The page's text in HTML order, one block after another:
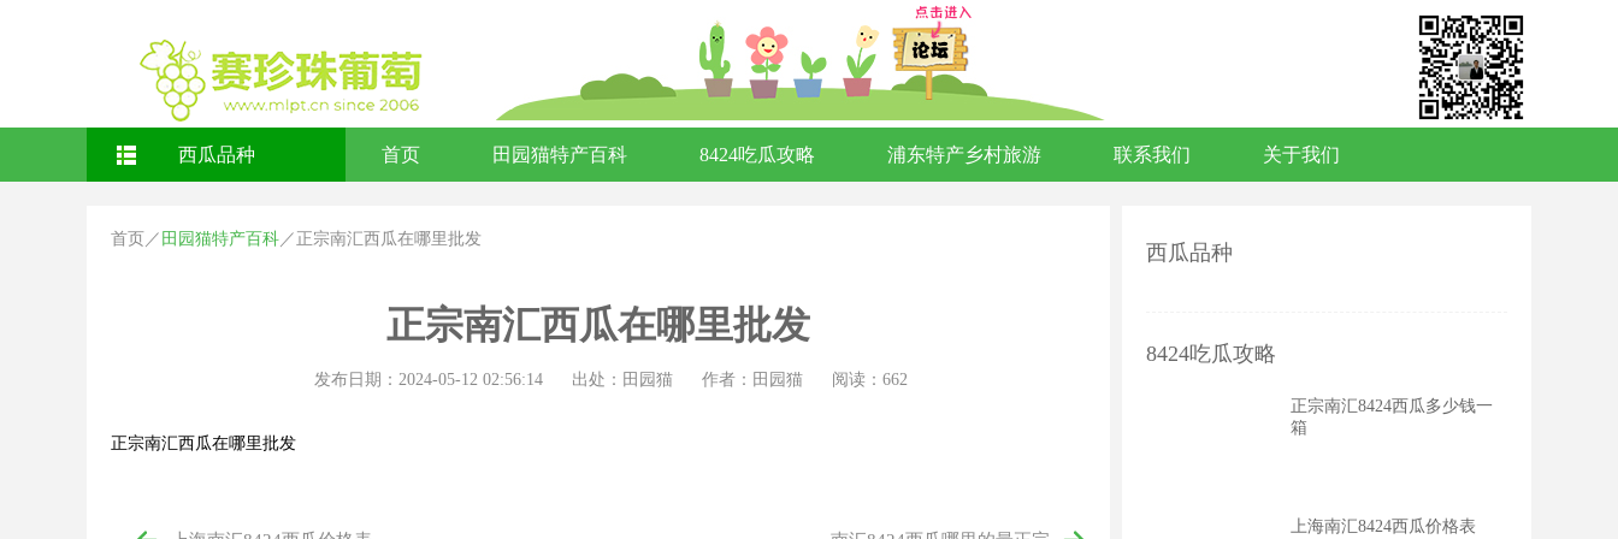
西瓜品种 首页 田园猫特产百科 8424吃瓜攻略 浦东特产乡村旅游 联系我们 关于我们
首页 ／ 田园猫特产百科／ 正宗南汇西瓜在哪里批发
正宗南汇西瓜在哪里批发
发布日期：2024-05-12 02:56:14 出处：田园猫 作者：田园猫 阅读：662
正宗南汇西瓜在哪里批发
西瓜品种
8424吃瓜攻略
正宗南汇8424西瓜多少钱一
箱
上海南汇8424西瓜价格表